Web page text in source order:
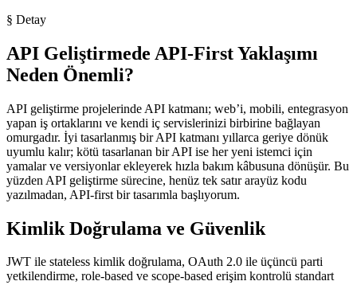
§ Detay
API Geliştirmede API-First Yaklaşımı
Neden Önemli?
API geliştirme projelerinde API katmanı; web’i, mobili, entegrasyon
yapan iş ortaklarını ve kendi iç servislerinizi birbirine bağlayan
omurgadır. İyi tasarlanmış bir API katmanı yıllarca geriye dönük
uyumlu kalır; kötü tasarlanan bir API ise her yeni istemci için
yamalar ve versiyonlar ekleyerek hızla bakım kâbusuna dönüşür. Bu
yüzden API geliştirme sürecine, henüz tek satır arayüz kodu
yazılmadan, API-first bir tasarımla başlıyorum.
Kimlik Doğrulama ve Güvenlik
JWT ile stateless kimlik doğrulama, OAuth 2.0 ile üçüncü parti
yetkilendirme, role-based ve scope-based erişim kontrolü standart